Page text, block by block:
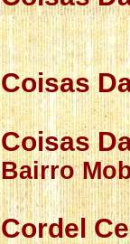
Coisas
Coisas
Bairro
Cordel